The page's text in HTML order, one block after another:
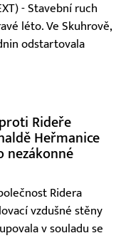
- Stavební ruch
léto. Ve Skuhrově,
odstartovala
Rideře
Heřmanice
nezákonné
Ridera
vzdušné stěny
v souladu se